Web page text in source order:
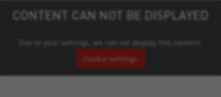
CONTENT CAN NOT BE DISPLAYED
Due to your settings, we can not display this content.
Cookie settings